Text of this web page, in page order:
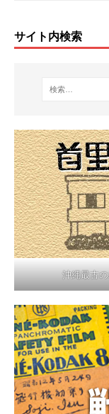
サイト内検索
沖縄最古